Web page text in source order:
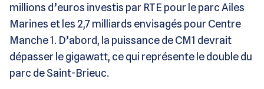
millions d’euros investis par RTE pour le parc Ailes
Marines et les 2,7 milliards envisagés pour Centre
Manche 1. D’abord, la puissance de CM1 devrait
dépasser le gigawatt, ce qui représente le double du
parc de Saint-Brieuc.